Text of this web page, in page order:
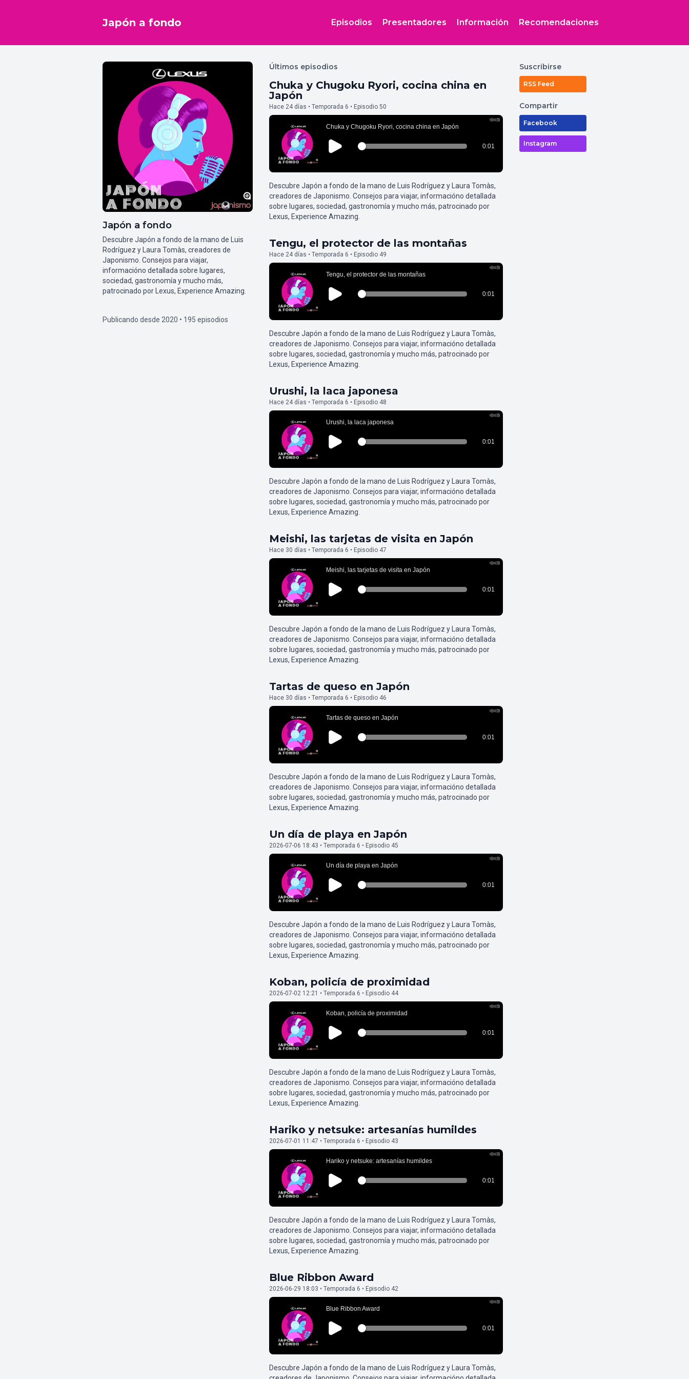
Japón a fondo Episodios Presentadores Información Recomendaciones
Japón a fondo
Descubre Japón a fondo de la mano de Luis
Rodríguez y Laura Tomàs, creadores de
Japonismo. Consejos para viajar,
informacióno detallada sobre lugares,
sociedad, gastronomía y mucho más,
patrocinado por Lexus, Experience Amazing.
Publicando desde 2020 • 195 episodios
Últimos episodios
Chuka y Chugoku Ryori, cocina china en
Japón
Hace 24 días • Temporada 6 • Episodio 50
Descubre Japón a fondo de la mano de Luis Rodríguez y Laura Tomàs,
creadores de Japonismo. Consejos para viajar, informacióno detallada
sobre lugares, sociedad, gastronomía y mucho más, patrocinado por
Lexus, Experience Amazing.
Tengu, el protector de las montañas
Hace 24 días • Temporada 6 • Episodio 49
Descubre Japón a fondo de la mano de Luis Rodríguez y Laura Tomàs,
creadores de Japonismo. Consejos para viajar, informacióno detallada
sobre lugares, sociedad, gastronomía y mucho más, patrocinado por
Lexus, Experience Amazing.
Urushi, la laca japonesa
Hace 24 días • Temporada 6 • Episodio 48
Descubre Japón a fondo de la mano de Luis Rodríguez y Laura Tomàs,
creadores de Japonismo. Consejos para viajar, informacióno detallada
sobre lugares, sociedad, gastronomía y mucho más, patrocinado por
Lexus, Experience Amazing.
Meishi, las tarjetas de visita en Japón
Hace 30 días • Temporada 6 • Episodio 47
Descubre Japón a fondo de la mano de Luis Rodríguez y Laura Tomàs,
creadores de Japonismo. Consejos para viajar, informacióno detallada
sobre lugares, sociedad, gastronomía y mucho más, patrocinado por
Lexus, Experience Amazing.
Tartas de queso en Japón
Hace 30 días • Temporada 6 • Episodio 46
Descubre Japón a fondo de la mano de Luis Rodríguez y Laura Tomàs,
creadores de Japonismo. Consejos para viajar, informacióno detallada
sobre lugares, sociedad, gastronomía y mucho más, patrocinado por
Lexus, Experience Amazing.
Un día de playa en Japón
2026-07-06 18:43 • Temporada 6 • Episodio 45
Descubre Japón a fondo de la mano de Luis Rodríguez y Laura Tomàs,
creadores de Japonismo. Consejos para viajar, informacióno detallada
sobre lugares, sociedad, gastronomía y mucho más, patrocinado por
Lexus, Experience Amazing.
Koban, policía de proximidad
2026-07-02 12:21 • Temporada 6 • Episodio 44
Descubre Japón a fondo de la mano de Luis Rodríguez y Laura Tomàs,
creadores de Japonismo. Consejos para viajar, informacióno detallada
sobre lugares, sociedad, gastronomía y mucho más, patrocinado por
Lexus, Experience Amazing.
Hariko y netsuke: artesanías humildes
2026-07-01 11:47 • Temporada 6 • Episodio 43
Descubre Japón a fondo de la mano de Luis Rodríguez y Laura Tomàs,
creadores de Japonismo. Consejos para viajar, informacióno detallada
sobre lugares, sociedad, gastronomía y mucho más, patrocinado por
Lexus, Experience Amazing.
Blue Ribbon Award
2026-06-29 18:03 • Temporada 6 • Episodio 42
Descubre Japón a fondo de la mano de Luis Rodríguez y Laura Tomàs,
Suscribirse
RSS Feed
Compartir
Facebook
Instagram